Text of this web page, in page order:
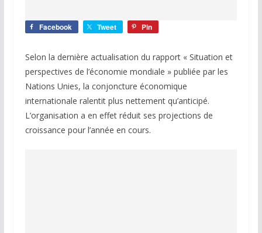
Facebook Tweet Pin
Selon la dernière actualisation du rapport « Situation et
perspectives de l’économie mondiale » publiée par les
Nations Unies, la conjoncture économique
internationale ralentit plus nettement qu’anticipé.
L’organisation a en effet réduit ses projections de
croissance pour l’année en cours.